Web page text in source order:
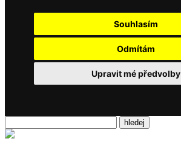
Souhlasím
Odmítám
Upravit mé předvolby